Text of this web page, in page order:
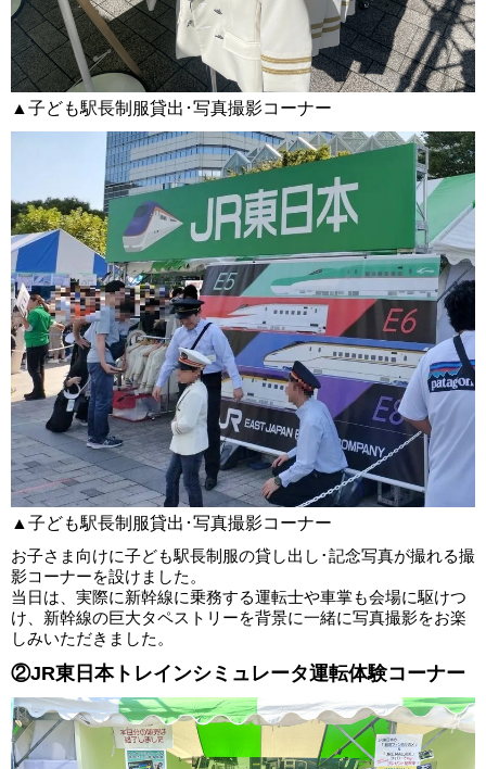
▲子ども駅長制服貸出･写真撮影コーナー
▲子ども駅長制服貸出･写真撮影コーナー
お子さま向けに子ども駅長制服の貸し出し･記念写真が撮れる撮
影コーナーを設けました。
当日は、実際に新幹線に乗務する運転士や車掌も会場に駆けつ
け、新幹線の巨大タペストリーを背景に一緒に写真撮影をお楽
しみいただきました。
②JR東日本トレインシミュレータ運転体験コーナー